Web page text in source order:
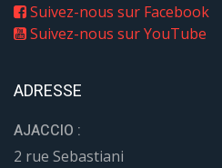
Suivez-nous sur Facebook
Suivez-nous sur YouTube
ADRESSE
AJACCIO :
2 rue Sebastiani